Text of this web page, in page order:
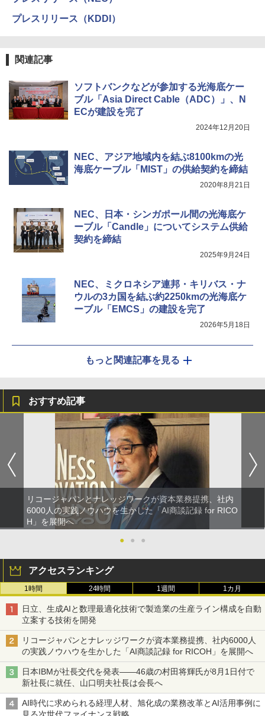
プレスリリース（KDDI）
関連記事
ソフトバンクなどが参加する光海底ケー
ブル「Asia Direct Cable（ADC）」、N
ECが建設を完了
2024年12月20日
NEC、アジア地域内を結ぶ8100kmの光
海底ケーブル「MIST」の供給契約を締結
2020年8月21日
NEC、日本・シンガポール間の光海底ケ
ーブル「Candle」についてシステム供給
契約を締結
2025年9月24日
NEC、ミクロネシア連邦・キリバス・ナ
ウルの3カ国を結ぶ約2250kmの光海底ケ
ーブル「EMCS」の建設を完了
2026年5月18日
もっと関連記事を見る
おすすめ記事
リコージャパンとナレッジワークが資本業務提携、社内
6000人の実践ノウハウを生かした「AI商談記録 for RICO
H」を展開へ
●
● ●
アクセスランキング
1時間 24時間 1週間 1カ月
日立、生成AIと数理最適化技術で製造業の生産ライン構成を自動
立案する技術を開発
リコージャパンとナレッジワークが資本業務提携、社内6000人
の実践ノウハウを生かした「AI商談記録 for RICOH」を展開へ
日本IBMが社長交代を発表――46歳の村田将輝氏が8月1日付で
新社長に就任、山口明夫社長は会長へ
AI時代に求められる経理人材、旭化成の業務改革とAI活用事例に